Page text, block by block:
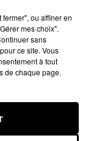
2025 À 07H29
ou affiner en
mes choix".
sans
ce site. Vous
à tout
de chaque page.